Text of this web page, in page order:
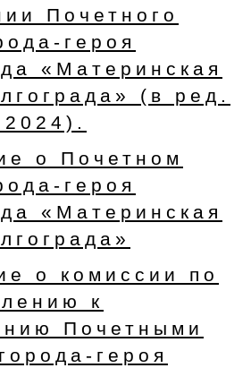
Почетного
героя
«Материнская
(в ред.
о Почетном
героя
«Материнская
о комиссии по
к
Почетными
героя